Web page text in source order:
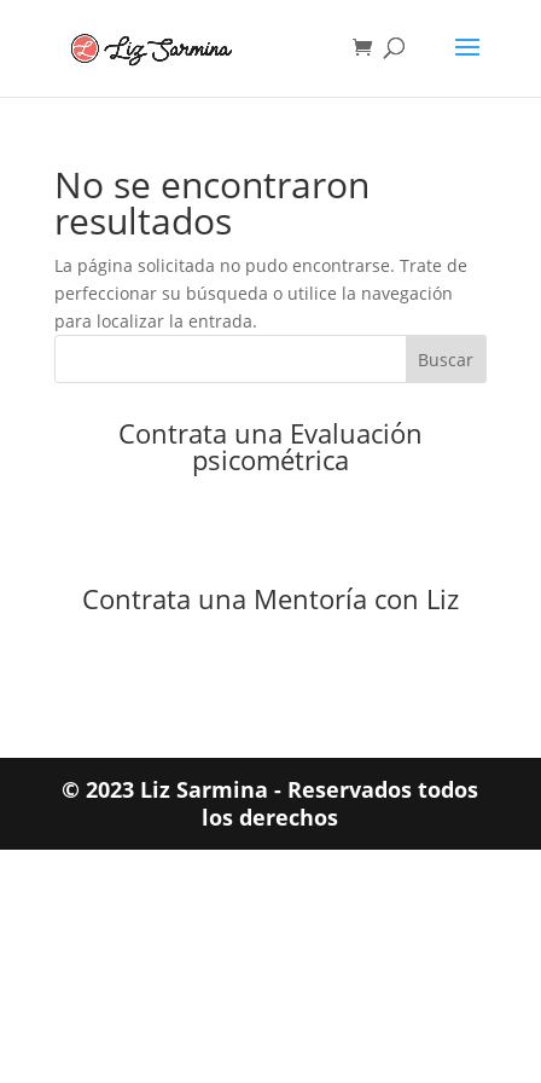
No se encontraron
resultados
La página solicitada no pudo encontrarse. Trate de
perfeccionar su búsqueda o utilice la navegación
para localizar la entrada.
Buscar
Contrata una Evaluación
psicométrica
Contrata una Mentoría con Liz
© 2023 Liz Sarmina - Reservados todos
los derechos